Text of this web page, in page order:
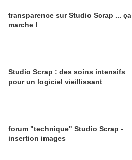
transparence sur Studio Scrap ... ça
marche !
Studio Scrap : des soins intensifs
pour un logiciel vieillissant
forum "technique" Studio Scrap -
insertion images